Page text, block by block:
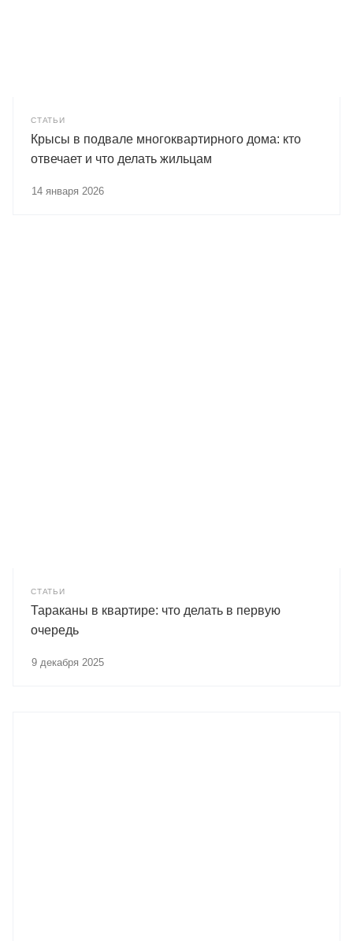
СТАТЬИ
Крысы в подвале многоквартирного дома: кто
отвечает и что делать жильцам
14 января 2026
СТАТЬИ
Тараканы в квартире: что делать в первую
очередь
9 декабря 2025